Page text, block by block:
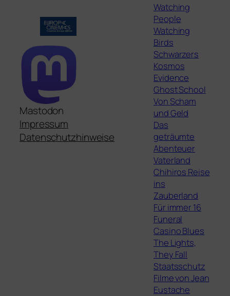
Mastodon
Impressum
Datenschutzhinweise
Watching
People
Watching
Birds
Schwarzers
Kosmos
Evidence
Ghost School
Von Scham
und Geld
Das
geträumte
Abenteuer
Vaterland
Chihiros Reise
ins
Zauberland
Für immer 16
Funeral
Casino Blues
The Lights,
They Fall
Staatsschutz
Filme von Jean
Eustache